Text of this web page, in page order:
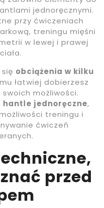
jednoręcznymi.
przy ćwiczeniach
treningu mięśni
w lewej i prawej
obciążenia w kilku
łatwiej dobierzesz
możliwości.
hantle jednoręczne,
treningu i
ćwiczeń
przed